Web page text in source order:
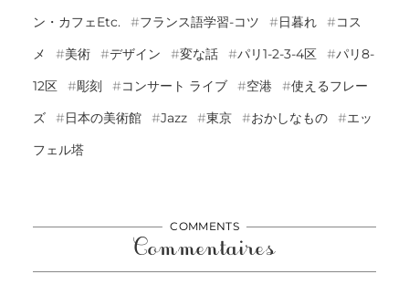
ン・カフェetc.
フランス語学習-コツ 日暮れ
コス
メ
美術 デザイン 変な話 パリ1-2-3-4区
パリ8-
12区
彫刻 コンサート ライブ 空港
使えるフレー
ズ
日本の美術館 Jazz 東京 おかしなもの
エッ
フェル塔
COMMENTS
Commentaires